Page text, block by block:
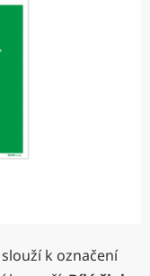
slouží k označení